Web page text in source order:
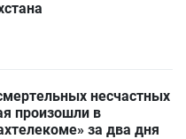
несчастных
произошли в
за два дня